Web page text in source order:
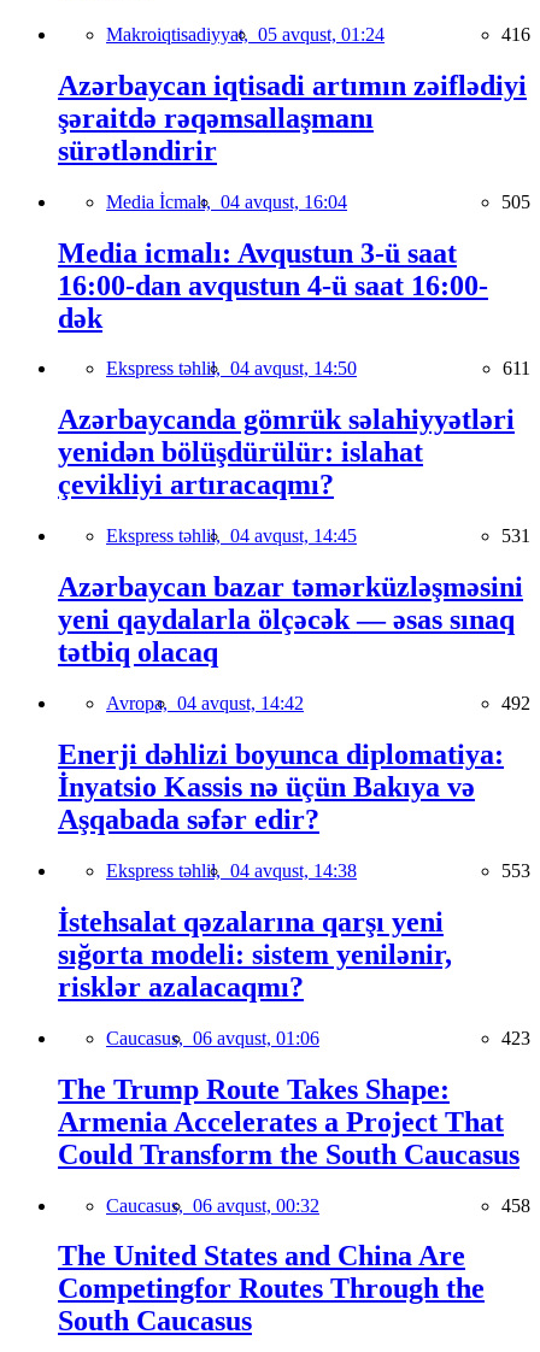
Makroiqtisadiyyat, 05 avqust, 01:24 416
Azərbaycan iqtisadi artımın zəiflədiyi
şəraitdə rəqəmsallaşmanı
sürətləndirir
Media İcmalı, 04 avqust, 16:04 505
Media icmalı: Avqustun 3-ü saat
16:00-dan avqustun 4-ü saat 16:00-
dək
Ekspress təhlil, 04 avqust, 14:50 611
Azərbaycanda gömrük səlahiyyətləri
yenidən bölüşdürülür: islahat
çevikliyi artıracaqmı?
Ekspress təhlil, 04 avqust, 14:45 531
Azərbaycan bazar təmərküzləşməsini
yeni qaydalarla ölçəcək — əsas sınaq
tətbiq olacaq
Avropa, 04 avqust, 14:42 492
Enerji dəhlizi boyunca diplomatiya:
İnyatsio Kassis nə üçün Bakıya və
Aşqabada səfər edir?
Ekspress təhlil, 04 avqust, 14:38 553
İstehsalat qəzalarına qarşı yeni
sığorta modeli: sistem yenilənir,
risklər azalacaqmı?
Caucasus, 06 avqust, 01:06 423
The Trump Route Takes Shape:
Armenia Accelerates a Project That
Could Transform the South Caucasus
Caucasus, 06 avqust, 00:32 458
The United States and China Are
Competingfor Routes Through the
South Caucasus